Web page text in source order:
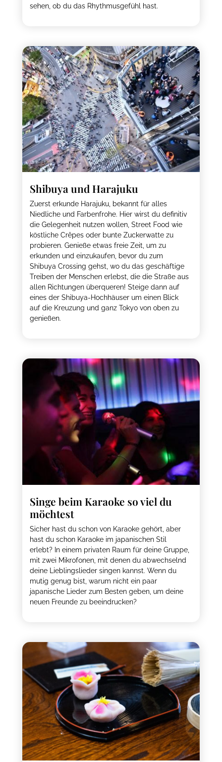
sehen, ob du das Rhythmusgefühl hast.
Shibuya und Harajuku
Zuerst erkunde Harajuku, bekannt für alles
Niedliche und Farbenfrohe. Hier wirst du definitiv
die Gelegenheit nutzen wollen, Street Food wie
köstliche Crêpes oder bunte Zuckerwatte zu
probieren. Genieße etwas freie Zeit, um zu
erkunden und einzukaufen, bevor du zum
Shibuya Crossing gehst, wo du das geschäftige
Treiben der Menschen erlebst, die die Straße aus
allen Richtungen überqueren! Steige dann auf
eines der Shibuya-Hochhäuser um einen Blick
auf die Kreuzung und ganz Tokyo von oben zu
genießen.
Singe beim Karaoke so viel du
möchtest
Sicher hast du schon von Karaoke gehört, aber
hast du schon Karaoke im japanischen Stil
erlebt? In einem privaten Raum für deine Gruppe,
mit zwei Mikrofonen, mit denen du abwechselnd
deine Lieblingslieder singen kannst. Wenn du
mutig genug bist, warum nicht ein paar
japanische Lieder zum Besten geben, um deine
neuen Freunde zu beeindrucken?